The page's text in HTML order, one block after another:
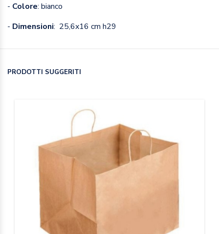
- Colore: bianco
- Dimensioni: 25,6x16 cm h29
PRODOTTI SUGGERITI